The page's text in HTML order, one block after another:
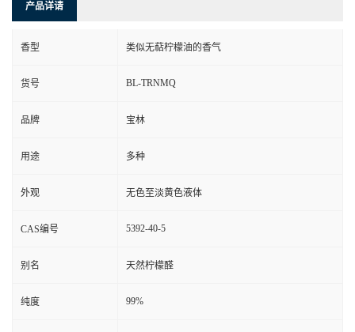
产品详请
香型 类似无萜柠檬油的香气
货号 BL-TRNMQ
品牌 宝林
用途 多种
外观 无色至淡黄色液体
CAS编号 5392-40-5
别名 天然柠檬醛
纯度 99%